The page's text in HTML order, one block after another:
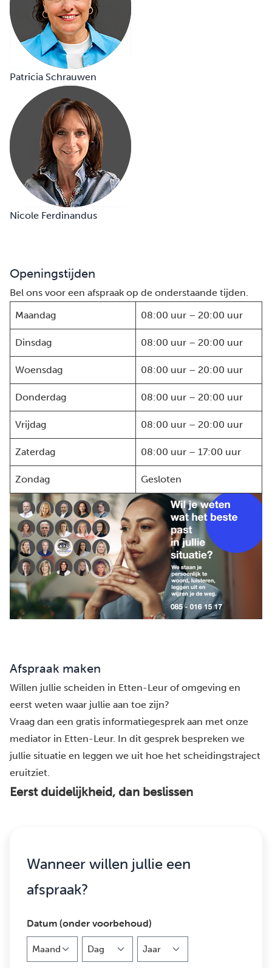
Patricia Schrauwen
Nicole Ferdinandus
Openingstijden
Bel ons voor een afspraak op de onderstaande tijden.
Maandag
08:00 uur – 20:00 uur
Dinsdag 08:00 uur – 20:00 uur
Woensdag 08:00 uur – 20:00 uur
Donderdag 08:00 uur – 20:00 uur
Vrijdag 08:00 uur – 20:00 uur
Zaterdag 08:00 uur – 17:00 uur
Zondag Gesloten
Afspraak maken
Willen jullie scheiden in Etten-Leur of omgeving en
eerst weten waar jullie aan toe zijn?
Vraag dan een gratis informatiegesprek aan met onze
mediator in Etten-Leur. In dit gesprek bespreken we
jullie situatie en leggen we uit hoe het scheidingstraject
eruitziet.
Eerst duidelijkheid, dan beslissen
Wanneer willen jullie een
afspraak?
Datum (onder voorbehoud)